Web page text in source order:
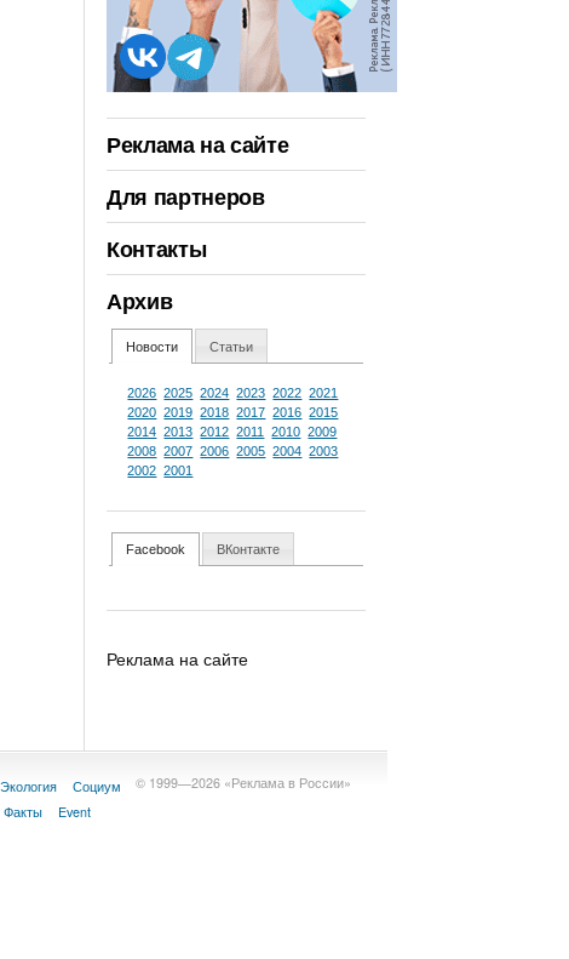
Реклама на сайте
Для партнеров
Контакты
Архив
Новости Статьи
2026 2025 2024 2023 2022 2021
2020 2019 2018 2017 2016 2015
2014 2013 2012 2011 2010 2009
2008 2007 2006 2005 2004 2003
2002 2001
Facebook ВКонтакте
Реклама на сайте
© 1999—2026 «Реклама в России»
Экология
Социум
Факты
Event